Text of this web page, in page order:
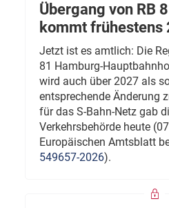
Übergang von RB
kommt frühestens
Jetzt ist es amtlich: Die
81 Hamburg-
wird auch über 2027 als
entsprechende Änderung
für das S-Bahn-Netz gab
Verkehrsbehörde heute
Europäischen Amtsblatt
549657-2026).